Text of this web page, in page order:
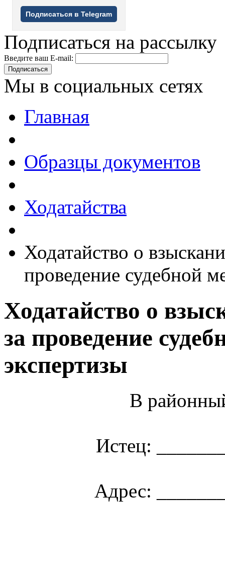
Подписаться в Telegram
Подписаться на рассылку
Введите ваш E-mail:
Подписаться
Мы в социальных сетях
Главная
Образцы документов
Ходатайства
Ходатайство о
проведение судебной
Ходатайство о
за проведение
экспертизы
В
Истец:
Адрес: